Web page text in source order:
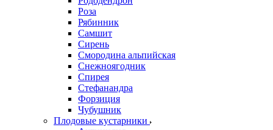
Роза
Рябинник
Самшит
Сирень
Смородина альпийская
Снежноягодник
Спирея
Стефанандра
Форзиция
Чубушник
Плодовые кустарники